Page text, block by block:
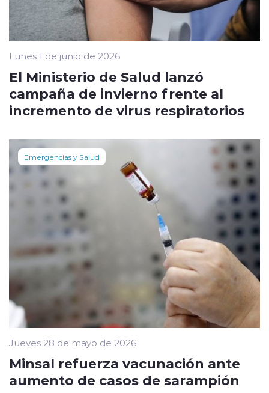
Lunes 1 de junio de 2026
El Ministerio de Salud lanzó
campaña de invierno frente al
incremento de virus respiratorios
Emergencias y Salud
Jueves 28 de mayo de 2026
Minsal refuerza vacunación ante
aumento de casos de sarampión